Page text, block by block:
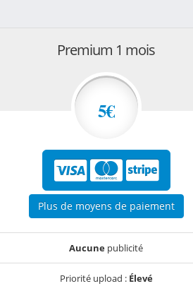
Premium 1 mois
5€
Plus de moyens de paiement
Aucune publicité
Priorité upload : Élevé